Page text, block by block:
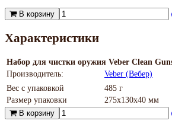
В корзину
Характеристики
Набор для чистки оружия Veber Clean
Производитель:
Veber (Вебер)
Вес с упаковкой
485 г
Размер упаковки
275х130х40 мм
В корзину